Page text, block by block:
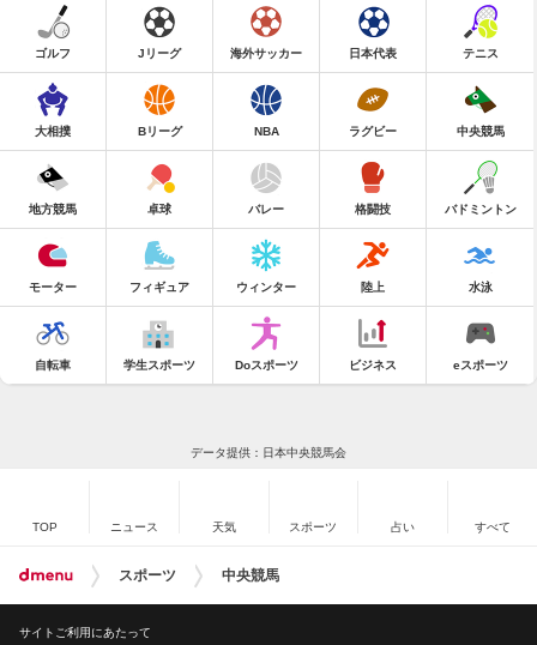
ゴルフ Jリーグ 海外サッカー 日本代表 テニス
大相撲 Bリーグ NBA ラグビー 中央競馬
地方競馬 卓球 バレー 格闘技 バドミントン
モーター フィギュア ウィンター 陸上 水泳
自転車 学生スポーツ Doスポーツ ビジネス eスポーツ
データ提供：日本中央競馬会
TOP ニュース 天気 スポーツ 占い すべて
スポーツ 中央競馬
サイトご利用にあたって